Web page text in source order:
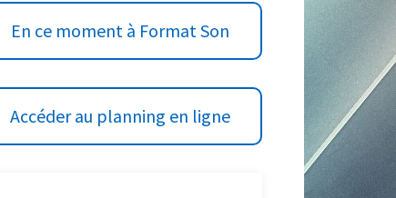
En ce moment à Format Son
Accéder au planning en ligne